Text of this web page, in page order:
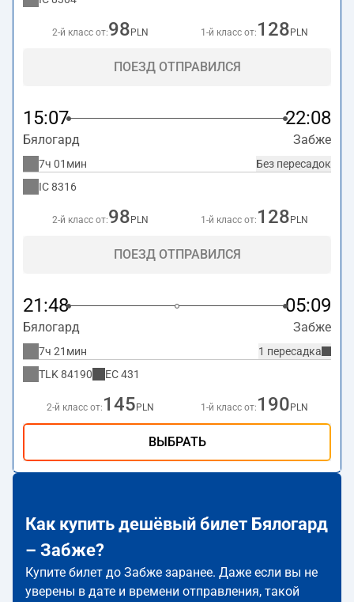
2-й класс от:98 PLN 1-й класс от: 128 PLN
ПОЕЗД ОТПРАВИЛСЯ
15:07 22:08
Бялогард Забже
Без пересадок
7ч 01мин
IC8316
2-й класс от:98 PLN 1-й класс от: 128 PLN
ПОЕЗД ОТПРАВИЛСЯ
21:48 05:09
Бялогард Забже
1 пересадка
7ч 21мин
TLK 84190 EC431
2-й класс от: 145 PLN 1-й класс от: 190 PLN
ВЫБРАТЬ
Как купить дешёвый билет Бялогард
– Забже?
Купите билет до Забже заранее. Даже если вы не
уверены в дате и времени отправления, такой